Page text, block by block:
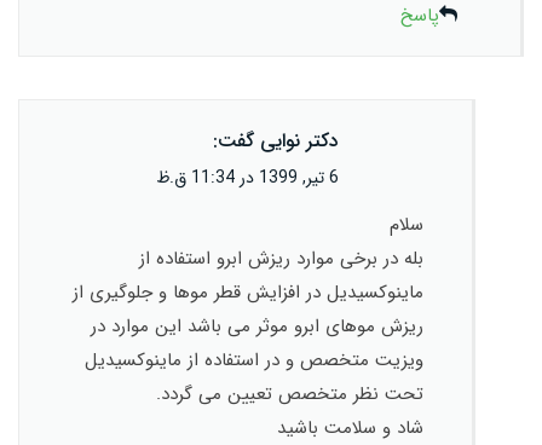
پاسخ
دکتر نوایی گفت:
6 تیر, 1399 در 11:34 ق.ظ
سلام
بله در برخی موارد ریزش ابرو استفاده از
ماینوکسیدیل در افزایش قطر موها و جلوگیری از
ریزش موهای ابرو موثر می باشد این موارد در
ویزیت متخصص و در استفاده از ماینوکسیدیل
تحت نظر متخصص تعیین می گردد.
شاد و سلامت باشید